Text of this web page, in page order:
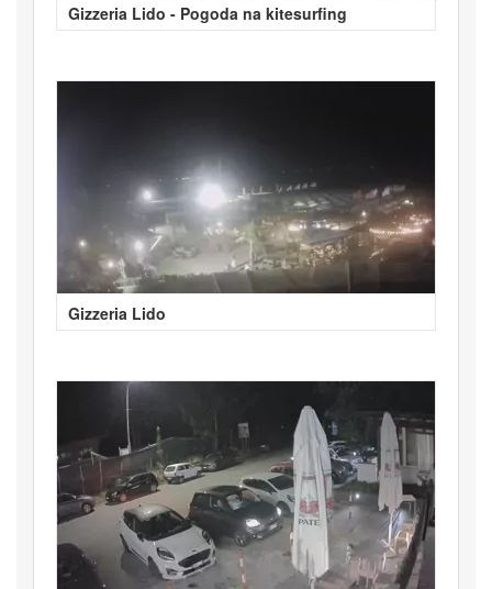
Gizzeria Lido - Pogoda na kitesurfing
Gizzeria Lido